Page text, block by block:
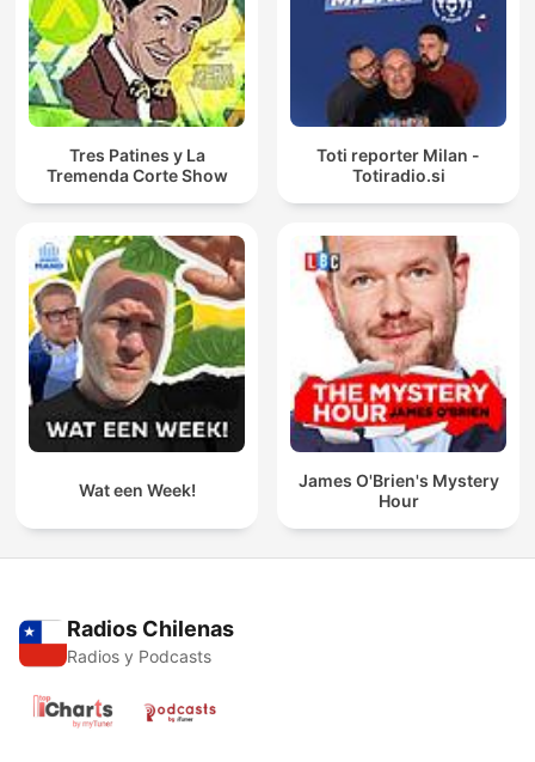
Tres Patines y La
Tremenda Corte Show
Toti reporter Milan -
Totiradio.si
Wat een Week!
James O'Brien's Mystery
Hour
Radios Chilenas
Radios y Podcasts